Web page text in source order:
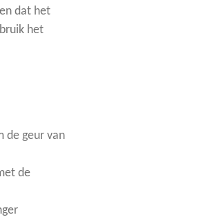
dat het
het
de geur van
de